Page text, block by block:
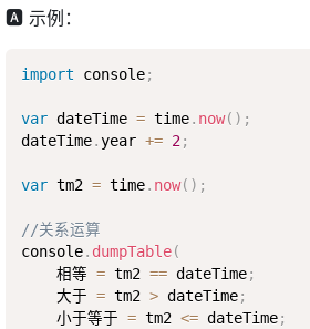
🅰 示例：
import console;
var dateTime = time. now( ) ;
dateTime.year += 2;
var tm2 = time. now( ) ;
//关系运算
console. dumpTable(
    相等
= tm2 == dateTime;
    大于
= tm2 > dateTime;
    小于等于
= tm2 <= dateTime;